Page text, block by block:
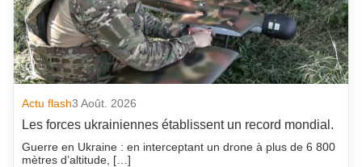
Actu flash3 Août. 2026
Les forces ukrainiennes établissent un record mondial.
Guerre en Ukraine : en interceptant un drone à plus de 6 800
mètres d’altitude, […]